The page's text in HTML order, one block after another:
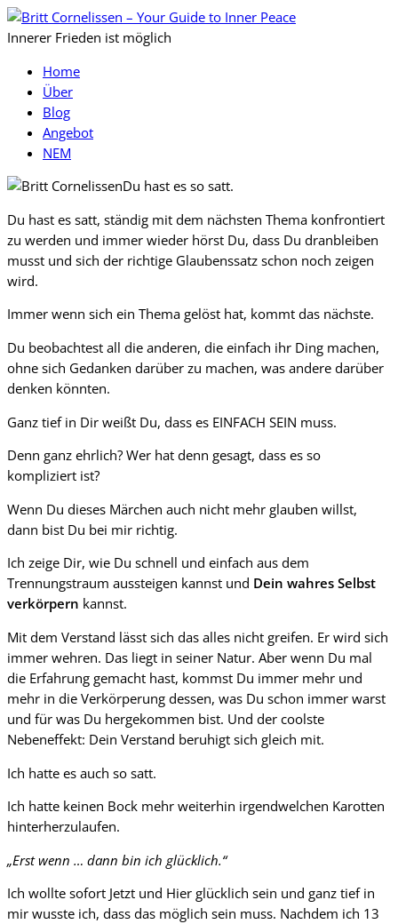
Innerer Frieden ist möglich
Home
Über
Blog
Angebot
NEM
Du hast es so satt.
Du hast es satt, ständig mit dem nächsten Thema konfrontiert
zu werden und immer wieder hörst Du, dass Du dranbleiben
musst und sich der richtige Glaubenssatz schon noch zeigen
wird.
Immer wenn sich ein Thema gelöst hat, kommt das nächste.
Du beobachtest all die anderen, die einfach ihr Ding machen,
ohne sich Gedanken darüber zu machen, was andere darüber
denken könnten.
Ganz tief in Dir weißt Du, dass es EINFACH SEIN muss.
Denn ganz ehrlich? Wer hat denn gesagt, dass es so
kompliziert ist?
Wenn Du dieses Märchen auch nicht mehr glauben willst,
dann bist Du bei mir richtig.
Ich zeige Dir, wie Du schnell und einfach aus dem
Trennungstraum aussteigen kannst und Dein wahres Selbst
verkörpern kannst.
Mit dem Verstand lässt sich das alles nicht greifen. Er wird sich
immer wehren. Das liegt in seiner Natur. Aber wenn Du mal
die Erfahrung gemacht hast, kommst Du immer mehr und
mehr in die Verkörperung dessen, was Du schon immer warst
und für was Du hergekommen bist. Und der coolste
Nebeneffekt: Dein Verstand beruhigt sich gleich mit.
Ich hatte es auch so satt.
Ich hatte keinen Bock mehr weiterhin irgendwelchen Karotten
hinterherzulaufen.
„Erst wenn … dann bin ich glücklich.“
Ich wollte sofort Jetzt und Hier glücklich sein und ganz tief in
mir wusste ich, dass das möglich sein muss. Nachdem ich 13